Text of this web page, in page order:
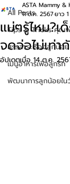
All Posts
Tips & Tricks คุณ
สรรสาระเรื่องลูกน้อย
เมนูอาหารเพื่อลูกรัก
พัฒนาการลูกน้อยใน
แม่ๆรู้ไหม?เ
จดจ่อไม่เท่า
ASTA Mammy &
11 ต.ค. 2567ยาว
อัปเดตเมื่อ14 ต.ค.